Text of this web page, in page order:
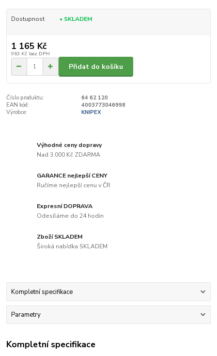
Dostupnost • SKLADEM
1 165 Kč
963 Kč bez DPH
Přidat do košíku
Číslo produktu:
64 62 120
EAN kód:
4003773046998
Výrobce:
KNIPEX
Výhodné ceny dopravy
Nad 3.000 Kč ZDARMA
GARANCE nejlepší CENY
Ručíme nejlepší cenu v ČR
Expresní DOPRAVA
Odesíláme do 24 hodin
Zboží SKLADEM
Široká nabídka SKLADEM
Kompletní specifikace
Parametry
Kompletní specifikace